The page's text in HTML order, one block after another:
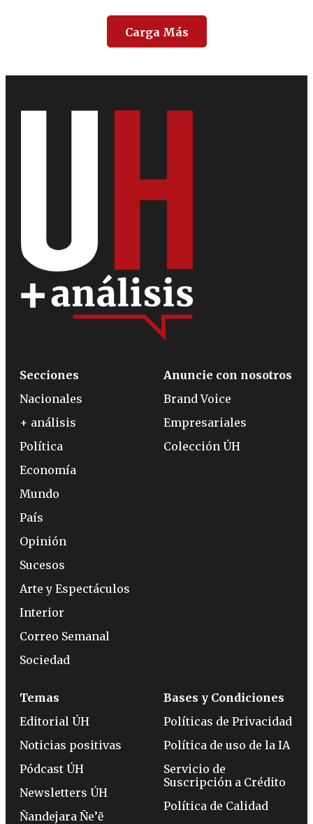
Carga Más
Secciones
Nacionales
+ análisis
Política
Economía
Mundo
País
Opinión
Sucesos
Arte y Espectáculos
Interior
Correo Semanal
Sociedad
Anuncie con nosotros
Brand Voice
Empresariales
Colección ÚH
Temas
Editorial ÚH
Noticias positivas
Pódcast ÚH
Newsletters ÚH
Ñandejara Ñe’ẽ
Bases y Condiciones
Políticas de Privacidad
Política de uso de la IA
Servicio de
Suscripción a Crédito
Política de Calidad